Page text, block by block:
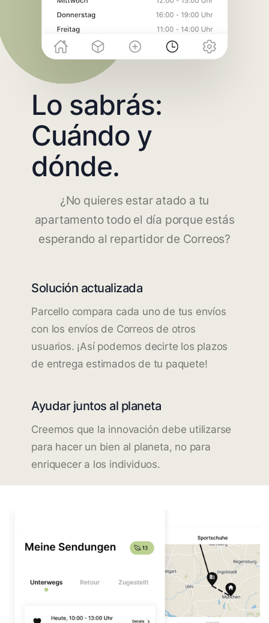
Lo sabrás:
Cuándo y
dónde.
¿No quieres estar atado a tu
apartamento todo el día porque estás
esperando al repartidor de Correos?
Solución actualizada
Parcello compara cada uno de tus envíos
con los envíos de Correos de otros
usuarios. ¡Así podemos decirte los plazos
de entrega estimados de tu paquete!
Ayudar juntos al planeta
Creemos que la innovación debe utilizarse
para hacer un bien al planeta, no para
enriquecer a los individuos.